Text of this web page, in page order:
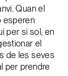
Quan el
esperen
per si sol; en
el
de les seves
per prendre